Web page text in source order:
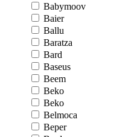
Babymoov
Baier
Ballu
Baratza
Bard
Baseus
Beem
Beko
Beko
Belmoca
Beper